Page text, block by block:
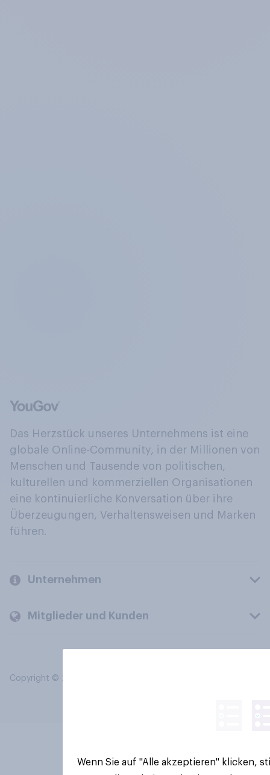
Das Herzstück unseres Unternehmens ist eine
globale Online-Community, in der Millionen von
Menschen und Tausende von politischen,
kulturellen und kommerziellen Organisationen
eine kontinuierliche Konversation über ihre
Überzeugungen, Verhaltensweisen und Marken
führen.
Unternehmen
Mitglieder und Kunden
Copyright © 2026 YouGov PLC. Alle Rechte vorbehalten.
Wenn Sie auf "Alle akzeptieren" klicken,